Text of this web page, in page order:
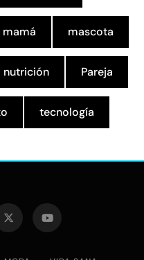
mamá mascota
nutrición Pareja
tecnología